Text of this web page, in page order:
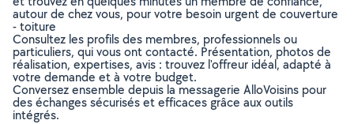
autour de chez vous, pour votre besoin urgent de couverture
- toiture
Consultez les profils des membres, professionnels ou
particuliers, qui vous ont contacté. Présentation, photos de
réalisation, expertises, avis : trouvez l'offreur idéal, adapté à
votre demande et à votre budget.
Conversez ensemble depuis la messagerie AlloVoisins pour
des échanges sécurisés et efficaces grâce aux outils
intégrés.